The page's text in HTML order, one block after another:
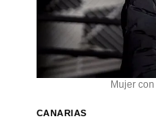
Mujer
CANARIAS